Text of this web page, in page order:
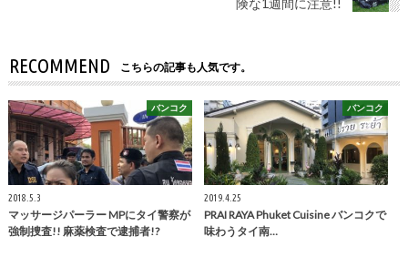
険な1週間に注意!!
RECOMMEND こちらの記事も人気です。
バンコク
2018.5.3
マッサージパーラー MPにタイ警察が
強制捜査!! 麻薬検査で逮捕者!?
バンコク
2019.4.25
PRAI RAYA Phuket Cuisine バンコクで
味わうタイ南…